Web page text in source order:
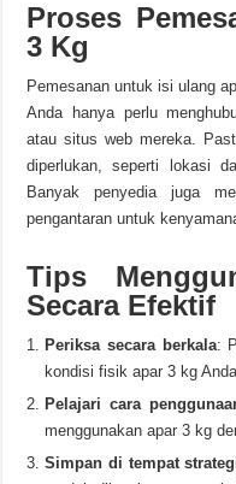
Proses
3 Kg
Pemesanan untuk isi ulang
Anda hanya perlu
atau situs web mereka.
diperlukan, seperti lokasi
Banyak penyedia juga
pengantaran untuk
Tips
Secara Efektif
Periksa secara berkala:
kondisi fisik apar 3 kg
Pelajari cara
menggunakan apar 3 kg
Simpan di tempat